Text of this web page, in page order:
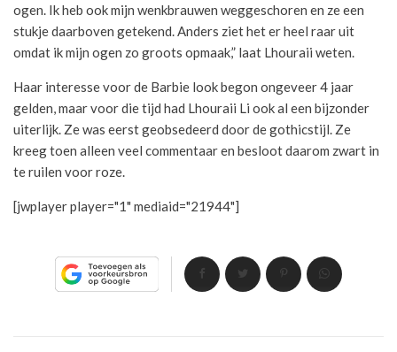
ogen. Ik heb ook mijn wenkbrauwen weggeschoren en ze een
stukje daarboven getekend. Anders ziet het er heel raar uit
omdat ik mijn ogen zo groots opmaak,” laat Lhouraii weten.
Haar interesse voor de Barbie look begon ongeveer 4 jaar
gelden, maar voor die tijd had Lhouraii Li ook al een bijzonder
uiterlijk. Ze was eerst geobsedeerd door de gothicstijl. Ze
kreeg toen alleen veel commentaar en besloot daarom zwart in
te ruilen voor roze.
[jwplayer player="1" mediaid="21944"]